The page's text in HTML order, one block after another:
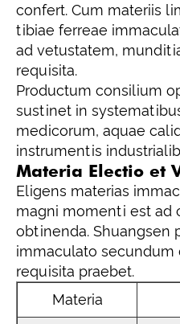
confert. Cum materiis
tibiae ferreae
ad vetustatem,
requisita.
Productum consilium
sustinet in
medicorum, aquae
instrumentis
Materia Electio et
Eligens materias
magni momenti est ad
obtinenda. Shuangsen
immaculato secundum
requisita praebet.
Materia